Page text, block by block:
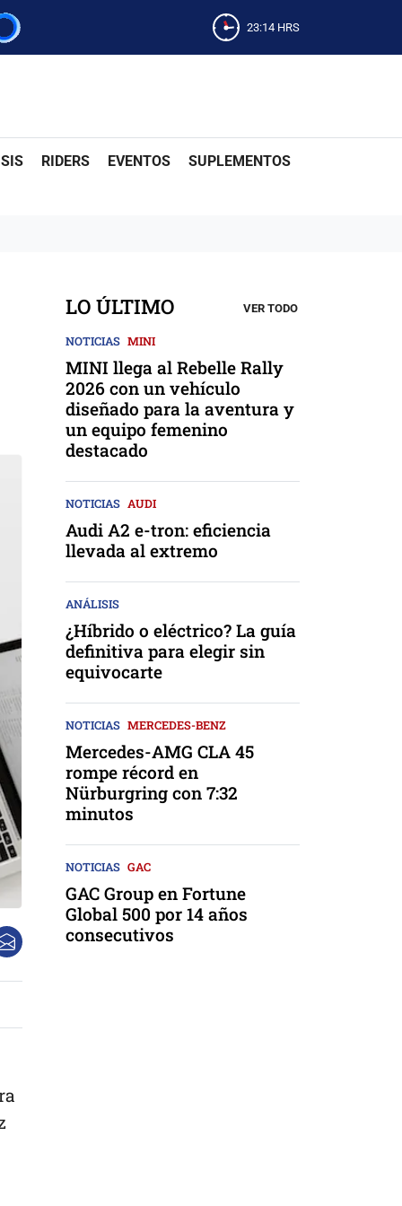
23:14 HRS
RIDERS EVENTOS SUPLEMENTOS
LO ÚLTIMO VER TODO
NOTICIAS MINI
MINI llega al Rebelle Rally
2026 con un vehículo
diseñado para la aventura y
un equipo femenino
destacado
NOTICIAS AUDI
Audi A2 e-tron: eficiencia
llevada al extremo
ANÁLISIS
¿Híbrido o eléctrico? La guía
definitiva para elegir sin
equivocarte
NOTICIAS MERCEDES-BENZ
Mercedes-AMG CLA 45
rompe récord en
Nürburgring con 7:32
minutos
NOTICIAS GAC
GAC Group en Fortune
Global 500 por 14 años
consecutivos